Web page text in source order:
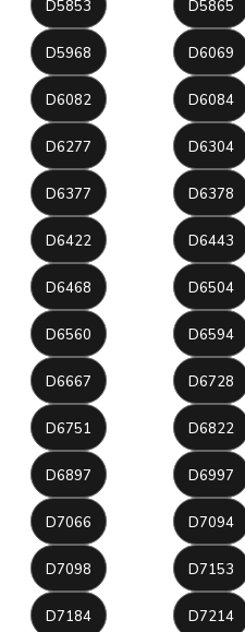
D5853 D5865
D5968 D6069
D6082 D6084
D6277 D6304
D6377 D6378
D6422 D6443
D6468 D6504
D6560 D6594
D6667 D6728
D6751 D6822
D6897 D6997
D7066 D7094
D7098 D7153
D7184 D7214